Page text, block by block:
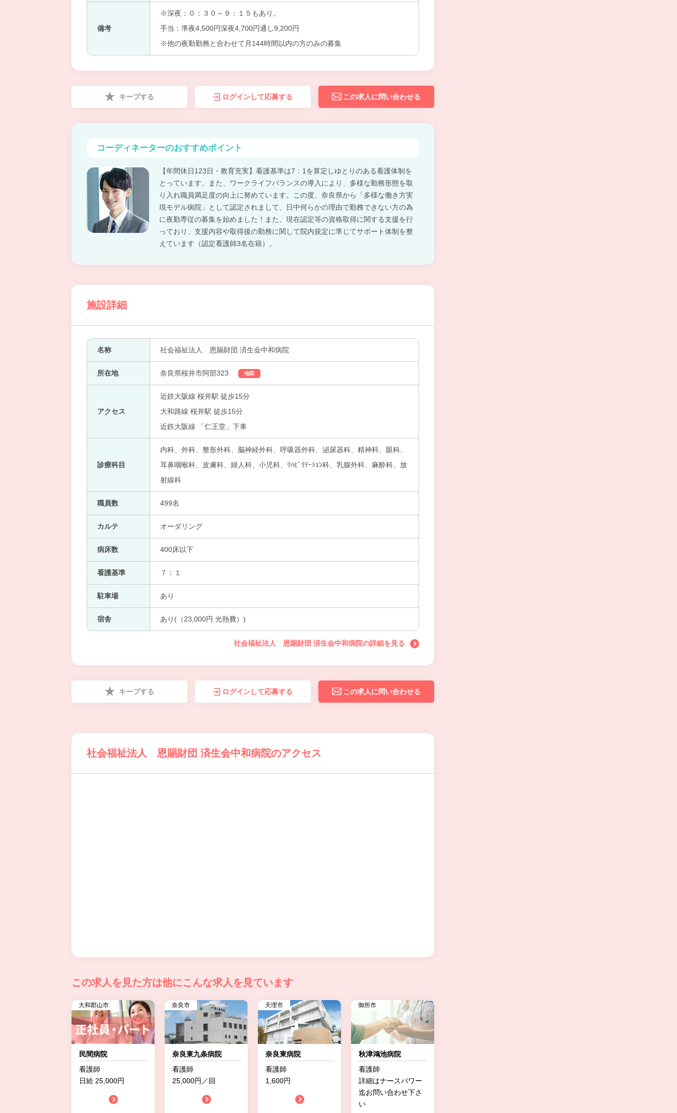
備考
※深夜：０：３０～９：１５もあり。
手当：準夜4,500円深夜4,700円通し9,200円
※他の夜勤勤務と合わせて月144時間以内の方のみの募集
キープする ログインして応募する この求人に問い合わせる
コーディネーターのおすすめポイント
【年間休日123日・教育充実】看護基準は7：1を算定しゆとりのある看護体制を
とっています。また、ワークライフバランスの導入により、多様な勤務形態を取
り入れ職員満足度の向上に努めています。この度、奈良県から「多様な働き方実
現モデル病院」として認定されまして、日中何らかの理由で勤務できない方の為
に夜勤専従の募集を始めました！また、現在認定等の資格取得に関する支援を行
っており、支援内容や取得後の勤務に関して院内規定に準じてサポート体制を整
えています（認定看護師3名在籍）。
施設詳細
名称 社会福祉法人 恩賜財団 済生会中和病院
所在地 奈良県桜井市阿部323 地図
アクセス
近鉄大阪線 桜井駅 徒歩15分
大和路線 桜井駅 徒歩15分
近鉄大阪線 「仁王堂」下車
診療科目
内科、外科、整形外科、脳神経外科、呼吸器外科、泌尿器科、精神科、眼科、
耳鼻咽喉科、皮膚科、婦人科、小児科、ﾘﾊﾋﾞﾘﾃｰｼｮﾝ科、乳腺外科、麻酔科、放
射線科
職員数 499名
カルテ オーダリング
病床数 400床以下
看護基準 ７：１
駐車場 あり
宿舎 あり(（23,000円 光熱費）)
社会福祉法人 恩賜財団 済生会中和病院の詳細を見る
キープする ログインして応募する この求人に問い合わせる
社会福祉法人 恩賜財団 済生会中和病院のアクセス
この求人を見た方は他にこんな求人を見ています
大和郡山市
民間病院
看護師
日給 25,000円
奈良市
奈良東九条病院
看護師
25,000円／回
天理市
奈良東病院
看護師
1,600円
御所市
秋津鴻池病院
看護師
詳細はナースパワー
迄お問い合わせ下さ
い